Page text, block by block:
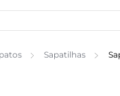
Sapatilhas